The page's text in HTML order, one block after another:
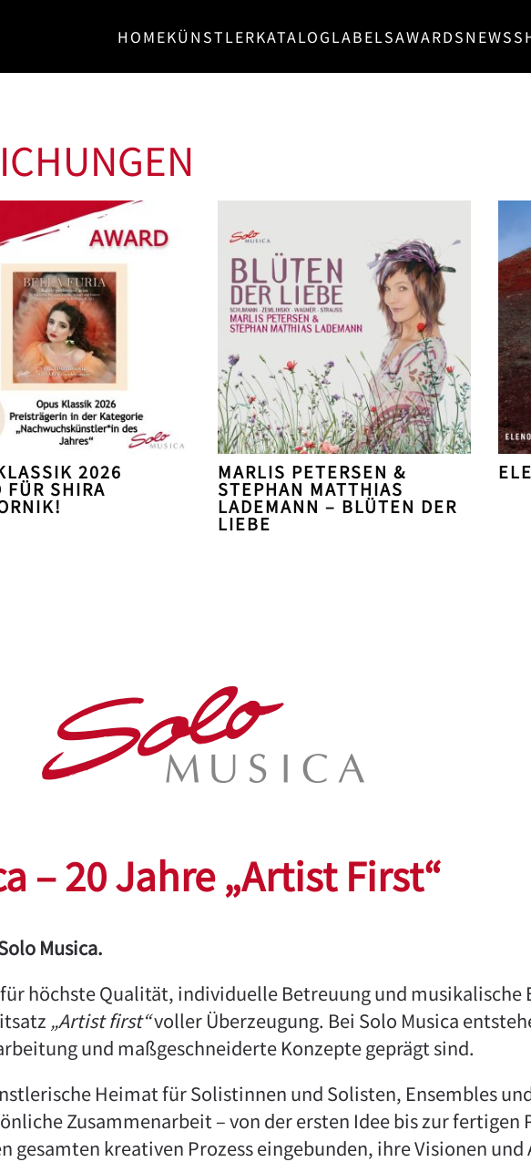
HOMEKÜNSTLERKATALOGLABELSAWARDSNEWS
2026
FÜR SHIRA
MARLIS PETERSEN &
STEPHAN MATTHIAS
LADEMANN – BLÜTEN DER
LIEBE
– 20 Jahre „Artist First“
Musica.
höchste Qualität, individuelle Betreuung und musikalische
„Artist first“voller Überzeugung. Bei Solo Musica
und maßgeschneiderte Konzepte geprägt sind.
Heimat für Solistinnen und Solisten, Ensembles
Zusammenarbeit – von der ersten Idee bis zur fertigen
kreativen Prozess eingebunden, ihre Visionen und